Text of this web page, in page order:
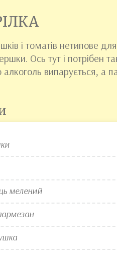
і томатів нетипове
Ось тут і потрібен
алкоголь випарується, а
мелений